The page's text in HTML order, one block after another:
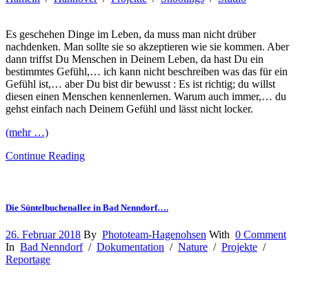
Es geschehen Dinge im Leben, da muss man nicht drüber
nachdenken. Man sollte sie so akzeptieren wie sie kommen. Aber
dann triffst Du Menschen in Deinem Leben, da hast Du ein
bestimmtes Gefühl,… ich kann nicht beschreiben was das für ein
Gefühl ist,… aber Du bist dir bewusst : Es ist richtig; du willst
diesen einen Menschen kennenlernen. Warum auch immer,… du
gehst einfach nach Deinem Gefühl und lässt nicht locker.
(mehr …)
Continue Reading
Die Süntelbuchenallee in Bad Nenndorf….
26. Februar 2018 By Phototeam-Hagenohsen With 0 Comment
In Bad Nenndorf/ Dokumentation / Nature / Projekte /
Reportage